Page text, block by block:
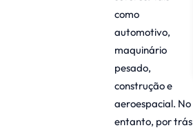
como
automotivo,
maquinário
pesado,
construção e
aeroespacial. No
entanto, por trás